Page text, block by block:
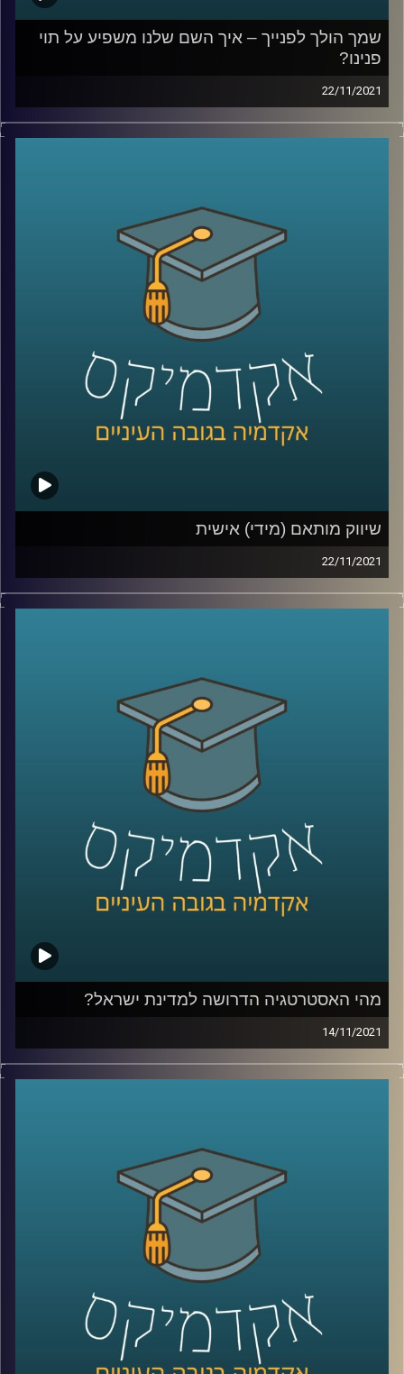
קרדיט תמונות:AudioVersity
שמך הולך לפנייך – איך השם שלנו משפיע על תוי
פנינו?
22/11/2021
מכירים את זאת שאתם לא מצליחים לזכור את שמה כי זה
פשוט לא מתאים לה, או את זה שכולם קוראים לו בכינוי שלו
לבין השם שלנו, קשר כזה שגם מחשבים (AI) יכולים לזהות.
בפרק זה תתארח ד"ר יונת צובנר, מבית הספר למנהל עסקים
לדבר על שמות, תוי פנים ומה שבינהם.
לשיחה עם ד"ר יונת צובנר על שיווק מותאם (מידי) אישית –
לשיחה עם ד"ר יונת צובנר על צרכנות ירוקה –לחצו כאן
שיווק מותאם (מידי) אישית
22/11/2021
השיווק היום למוצרים השונים הפך לאינטנסיבי במיוחד כאשר
עם המעבר לקניות אונליין השיווק גם נעשה בהתאם לניתור
לאותן מערכות שיווק. עם זאת, במחקר שביצעה ד"ר יונת צובנר
מהמחלקה לשיווק מבית הספר אריסון למנהל עסקים, מסתבר,
לקראת סיומו של חודש נובמבר, החודש שהפך בשנים
האחרונות לחודש הקניות (ששיאו יחול ביום שישי הקרוב -
הבלאק פריידי המיוחל) בפרק זה התארחה ד"ר יונת צובנר
מאוניברסיטת רייכמן, שבמחקר משותף עם
פרופסור רום
שריפט מאוניברסיטת אינדיאנה מצאה ששיווק על סמך מוצרים
שהתלבטנו אם לקנות דווקא יפגע ברצון שלנו לרכוש.
לשיחה עם ד"ר יונת צובנר על צרנות ירוקה –לחץ כאן
לשיחה עם ד"ר יונת צובנר על השפעת שמנו על תוי פנינו –
לחץ כאן
קרדיט תמונות:AudioVersity
מהי האסטרטגיה הדרושה למדינת ישראל?
14/11/2021
ביום שלישי הבא בשעות הבוקר יתקיים כנס ביטחוני-מדיני
מטעם המכון למדיניות ואסטרטגיה של אוניברסיטת רייכמן
לדבר על הכנס ולהעלות סוגיות אסטרטגיות בהן נדרש לבצע
חשיבה מעמיקה בתחומים השונים: יחסי ישראל ארה"ב, טרור,
לאתר המכון למדיניות ואסטרטגיה –לחצו כאן
קרדיט תמונות:AudioVersity